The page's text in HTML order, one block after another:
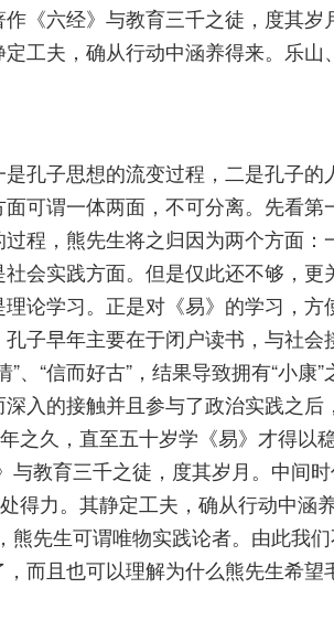
《六经》与教育三千之徒，度其岁
工夫，确从行动中涵养得来。乐山
孔子思想的流变过程，二是孔子的
可谓一体两面，不可分离。先看第
程，熊先生将之归因为两个方面：
会实践方面。但是仅此还不够，更
论学习。正是对《易》的学习，方
子早年主要在于闭户读书，与社会
“信而好古”，结果导致拥有“小康”
入的接触并且参与了政治实践之后
之久，直至五十岁学《易》才得以稳
与教育三千之徒，度其岁月。中间
得力。其静定工夫，确从行动中涵
熊先生可谓唯物实践论者。由此我
而且也可以理解为什么熊先生希望